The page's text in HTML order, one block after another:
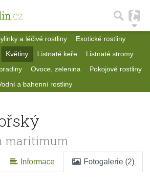
a léčivé rostliny
Exotické rostliny
Květiny Listnaté keře
Listnaté stromy
Ovoce, zelenina
Pokojové rostliny
a bahenní rostliny
maritimum
Informace Fotogalerie (2)